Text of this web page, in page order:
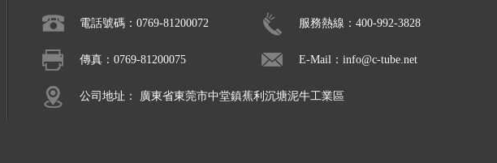
電話號碼：0769-81200072 服務熱線：400-992-3828
傳真：0769-81200075 E-Mail：info@c-tube.net
公司地址： 廣東省東莞市中堂鎮蕉利沉塘泥牛工業區